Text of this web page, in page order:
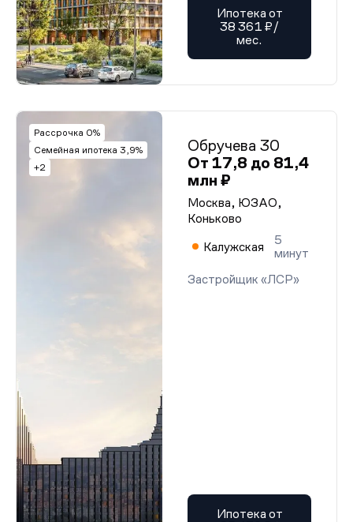
Ипотека от
38 361 ₽/
мес.
Рассрочка 0%
Семейная ипотека 3,9%
+2
Обручева 30
От 17,8 до 81,4
млн ₽
Москва, ЮЗАО,
Коньково
Калужская
5
минут
Застройщик «ЛСР»
Ипотека от